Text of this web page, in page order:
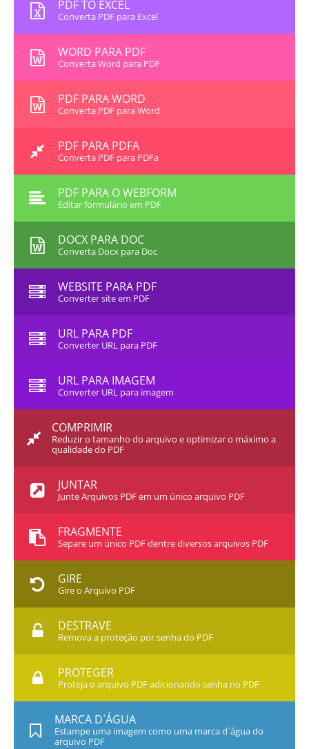
PDF TO EXCEL
Converta PDF para Excel
WORD PARA PDF
Converta Word para PDF
PDF PARA WORD
Converta PDF para Word
PDF PARA PDFA
Converta PDF para PDFa
PDF PARA O WEBFORM
Editar formulário em PDF
DOCX PARA DOC
Converta Docx para Doc
WEBSITE PARA PDF
Converter site em PDF
URL PARA PDF
Converter URL para PDF
URL PARA IMAGEM
Converter URL para imagem
COMPRIMIR
Reduzir o tamanho do arquivo e optimizar o máximo a
qualidade do PDF
JUNTAR
Junte Arquivos PDF em um único arquivo PDF
FRAGMENTE
Separe um único PDF dentre diversos arquivos PDF
GIRE
Gire o Arquivo PDF
DESTRAVE
Remova a proteção por senha do PDF
PROTEGER
Proteja o arquivo PDF adicionando senha no PDF
MARCA D`ÁGUA
Estampe uma imagem como uma marca d`água do
arquivo PDF